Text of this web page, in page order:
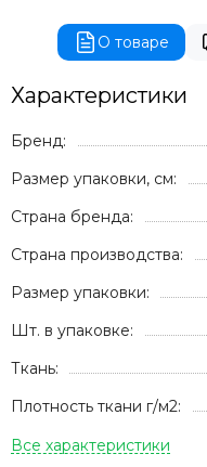
О товаре
Характеристики
Бренд:
Размер упаковки, см:
Страна бренда:
Страна производства:
Размер упаковки:
Шт. в упаковке:
Ткань:
Плотность ткани г/м2: